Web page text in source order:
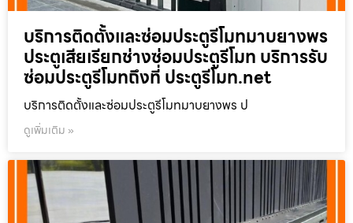
บริการติดตั้งและซ่อมประตูรีโมทมาบยางพร
ประตูเสียเรียกช่างซ่อมประตูรีโมท บริการรับ
ซ่อมประตูรีโมทถึงที่ ประตูรีโมท.net
บริการติดตั้งและซ่อมประตูรีโมทมาบยางพร ป
ดูเพิ่มเติม »